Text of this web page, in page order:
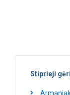
Stiprieji